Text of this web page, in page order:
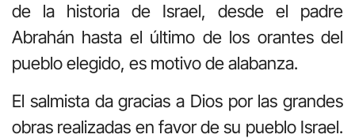
de la historia de Israel, desde el padre
Abrahán hasta el último de los orantes del
pueblo elegido, es motivo de alabanza.
El salmista da gracias a Dios por las grandes
obras realizadas en favor de su pueblo Israel.